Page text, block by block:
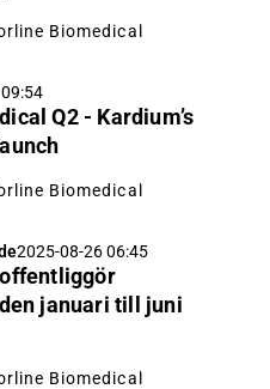
Biomedical
Q2 - Kardium’s
Biomedical
2025-08-26 06:45
januari till juni
Biomedical